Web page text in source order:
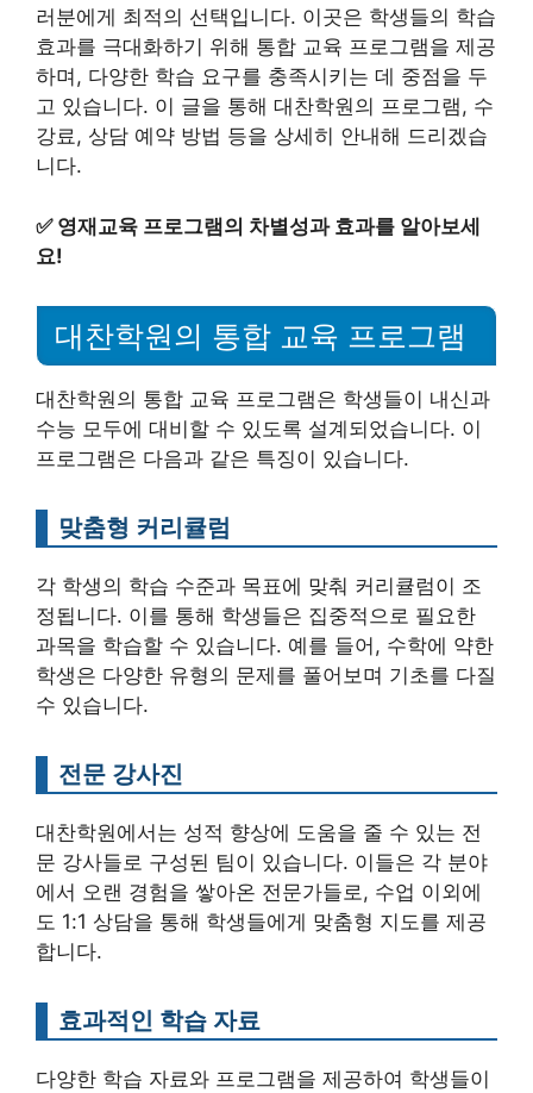
러분에게 최적의 선택입니다. 이곳은 학생들의 학습
효과를 극대화하기 위해 통합 교육 프로그램을 제공
하며, 다양한 학습 요구를 충족시키는 데 중점을 두
고 있습니다. 이 글을 통해 대찬학원의 프로그램, 수
강료, 상담 예약 방법 등을 상세히 안내해 드리겠습
니다.
✅ 영재교육 프로그램의 차별성과 효과를 알아보세
요!
대찬학원의 통합 교육 프로그램
대찬학원의 통합 교육 프로그램은 학생들이 내신과
수능 모두에 대비할 수 있도록 설계되었습니다. 이
프로그램은 다음과 같은 특징이 있습니다.
맞춤형 커리큘럼
각 학생의 학습 수준과 목표에 맞춰 커리큘럼이 조
정됩니다. 이를 통해 학생들은 집중적으로 필요한
과목을 학습할 수 있습니다. 예를 들어, 수학에 약한
학생은 다양한 유형의 문제를 풀어보며 기초를 다질
수 있습니다.
전문 강사진
대찬학원에서는 성적 향상에 도움을 줄 수 있는 전
문 강사들로 구성된 팀이 있습니다. 이들은 각 분야
에서 오랜 경험을 쌓아온 전문가들로, 수업 이외에
도 1:1 상담을 통해 학생들에게 맞춤형 지도를 제공
합니다.
효과적인 학습 자료
다양한 학습 자료와 프로그램을 제공하여 학생들이